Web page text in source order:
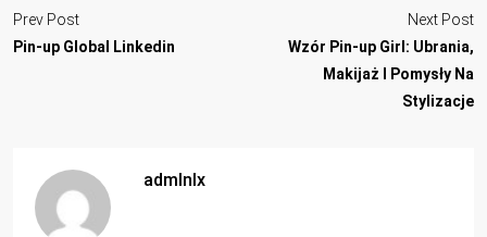
Prev Post
Pin-up Global Linkedin
Next Post
Wzór Pin-up Girl: Ubrania,
Makijaż I Pomysły Na
Stylizacje
admlnlx